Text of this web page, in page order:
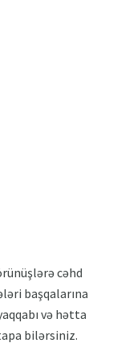
cəhd
başqalarına
və hətta
bilərsiniz.